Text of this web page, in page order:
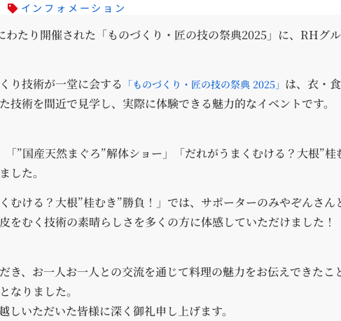
インフォメーション
たり開催された「ものづくり・匠の技の祭典2025」に、RHグ
り技術が一堂に会する 「ものづくり・匠の技の祭典 2025」 は、衣・
技術を間近で見学し、実際に体験できる魅力的なイベントです。
”国産天然まぐろ”解体ショー」「だれがうまくむける？大根”桂
した。
むける？大根”桂むき”勝負！」では、サポーターのみやぞんさん
をむく技術の素晴らしさを多くの方に体感していただけました！
き、お一人お一人との交流を通じて料理の魅力をお伝えできたこ
なりました。
いただいた皆様に深く御礼申し上げます。